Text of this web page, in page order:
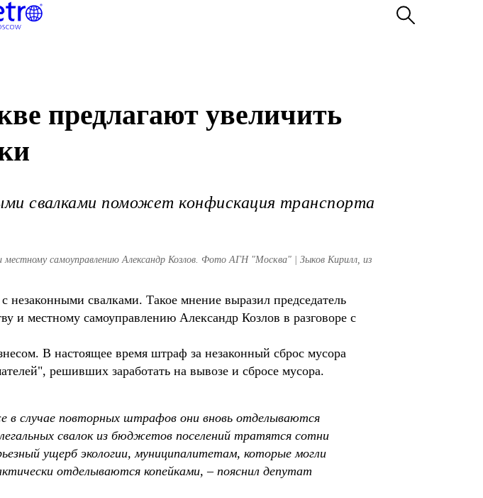
предлагают увеличить
свалками поможет конфискация транспорта
местному самоуправлению Александр Козлов. Фото АГН "Москва" | Зыков Кирилл, из
свалками. Такое мнение выразил председатель
и местному самоуправлению Александр Козлов в разговоре с
В настоящее время штраф за незаконный сброс мусора
решивших заработать на вывозе и сбросе мусора.
в случае повторных штрафов они вновь отделываются
свалок из бюджетов поселений тратятся сотни
ущерб экологии, муниципалитетам, которые могли
отделываются копейками, – пояснил депутат